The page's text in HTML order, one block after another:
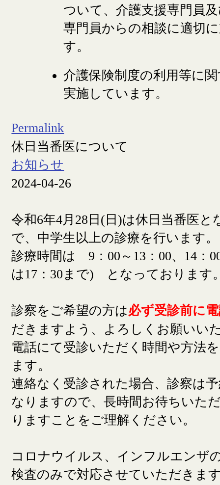
ついて、介護支援専門員
専門員からの相談に適切
す。
介護保険制度の利用等に
実施しています。
Permalink
休日当番医について
お知らせ
2024-04-26
令和6年4月28日(日)は休日当番医
で、中学生以上の診療を行います。
診療時間は 9：00～13：00、14：
は17：30まで) となっております
診察をご希望の方は必ず受診前に
だきますよう、よろしくお願いい
電話にて受診いただく時間や方法
ます。
連絡なく受診された場合、診察は
なりますので、長時間お待ちいた
りますことをご理解ください。
コロナウイルス、インフルエンザ
検査のみで対応させていただきま